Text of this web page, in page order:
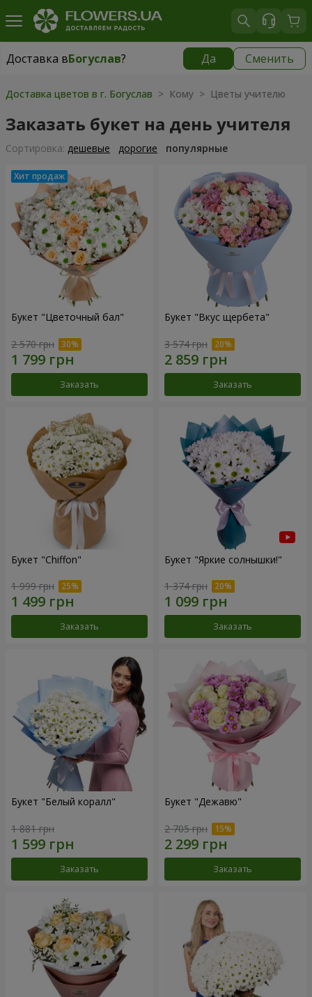
Доставка вБогуслав? Да Сменить
Доставка вБогуслав|
Доставка цветов в г. Богуслав > Кому > Цветы учителю
Заказать букет на день учителя
Cортировка: дешевые дорогие популярные
Букет "Цветочный бал"
2 570 грн
Заказать
Букет "Вкус щербета"
3 574 грн
Заказать
Букет "Chiffon"
1 999 грн
Заказать
Букет "Яркие солнышки!"
1 374 грн
Заказать
Букет "Белый коралл"
1 881 грн
Заказать
Букет "Дежавю"
2 705 грн
Заказать